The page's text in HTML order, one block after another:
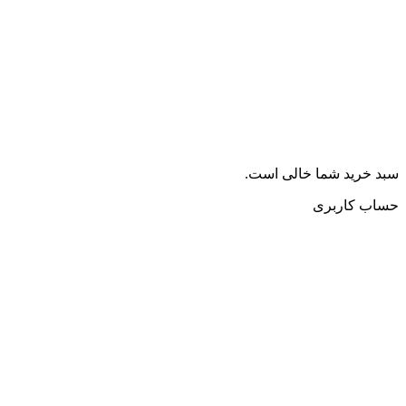
سبد خرید شما خالی است.
حساب کاربری